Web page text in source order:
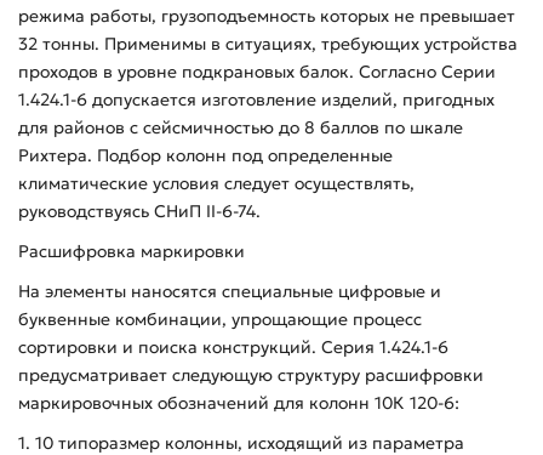
режима работы, грузоподъемность которых не превышает
32 тонны. Применимы в ситуациях, требующих устройства
проходов в уровне подкрановых балок. Согласно Серии
1.424.1-6 допускается изготовление изделий, пригодных
для районов с сейсмичностью до 8 баллов по шкале
Рихтера. Подбор колонн под определенные
климатические условия следует осуществлять,
руководствуясь СНиП II-6-74.
Расшифровка маркировки
На элементы наносятся специальные цифровые и
буквенные комбинации, упрощающие процесс
сортировки и поиска конструкций. Серия 1.424.1-6
предусматривает следующую структуру расшифровки
маркировочных обозначений для колонн 10К 120-6:
1. 10 типоразмер колонны, исходящий из параметра